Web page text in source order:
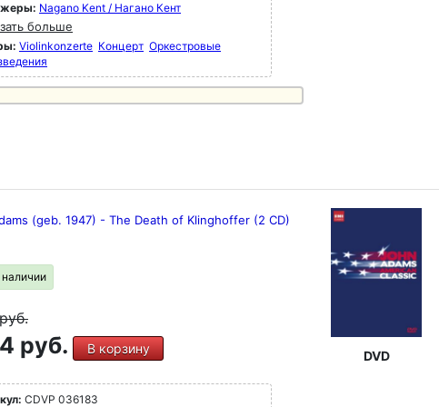
XX века - от Стравинского до Мессии.
79 - 100 представлены шедевры XX
от Стравинского до Мессиана, Булеза и
а также Хольста, Рахманинова,
Айвза, Яначека, Равеля и многих
Nagano Kent / Нагано Кент
больше
Violinkonzerte Концерт Оркестровые
(geb. 1947) - The Death of Klinghoffer (2 CD)
наличии
руб.
руб. В корзину
CDVP 036183
DVD